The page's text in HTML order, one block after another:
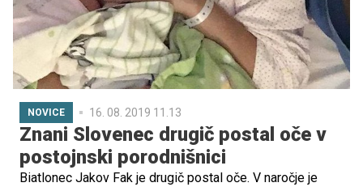
NOVICE 16. 08. 2019 11.13
Znani Slovenec drugič postal oče v
postojnski porodnišnici
Biatlonec Jakov Fak je drugič postal oče. V naročje je